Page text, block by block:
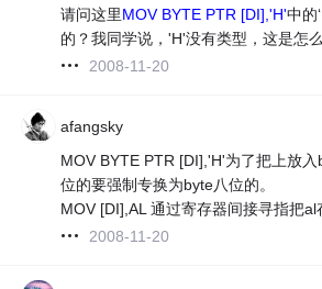
请问这里MOV BYTE PTR [DI],'H'中的
的？我同学说，'H'没有类型，这是怎么
2008-11-20
afangsky
MOV BYTE PTR [DI],'H'为了把上放
位的要强制专换为byte八位的。
MOV [DI],AL 通过寄存器间接寻指把al
2008-11-20